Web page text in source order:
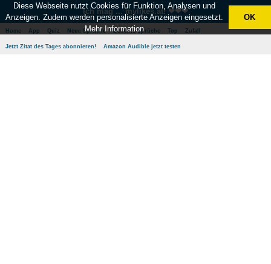
Ich mag ... mylikes.at! ❤❤❤
Home App Quiz Neue Sprüche Beliebte Sprüche Top Zufall
Jetzt Zitat des Tages abonnieren! Amazon Audible jetzt testen
Diese Webseite nutzt Cookies für Funktion, Analysen und
Anzeigen. Zudem werden personalisierte Anzeigen eingesetzt.
Mehr Information
OK